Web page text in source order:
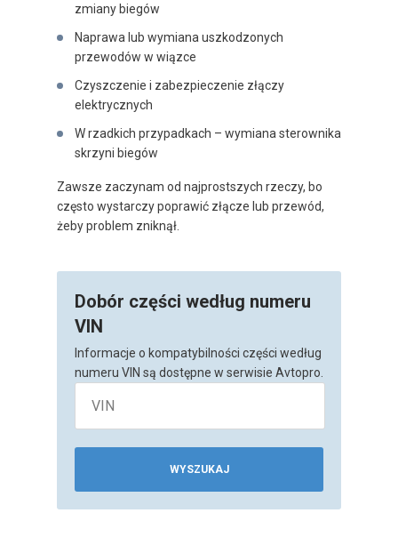
zmiany biegów
Naprawa lub wymiana uszkodzonych
przewodów w wiązce
Czyszczenie i zabezpieczenie złączy
elektrycznych
W rzadkich przypadkach – wymiana sterownika
skrzyni biegów
Zawsze zaczynam od najprostszych rzeczy, bo
często wystarczy poprawić złącze lub przewód,
żeby problem zniknął.
Dobór części według numeru
VIN
Informacje o kompatybilności części według
numeru VIN są dostępne w serwisie Avtopro.
WYSZUKAJ